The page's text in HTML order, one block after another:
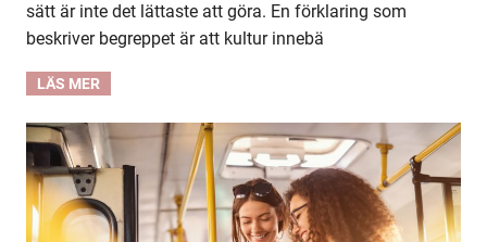
sätt är inte det lättaste att göra. En förklaring som
beskriver begreppet är att kultur innebä